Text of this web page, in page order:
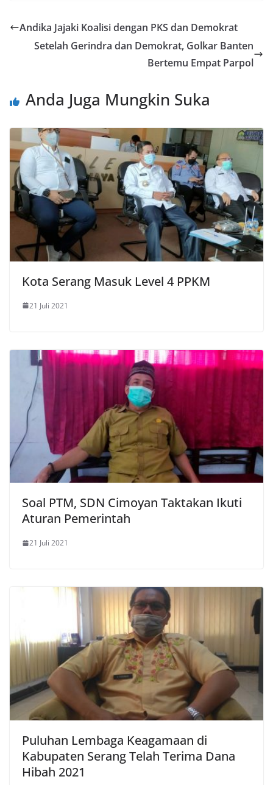
Andika Jajaki Koalisi dengan PKS dan Demokrat
Setelah Gerindra dan Demokrat, Golkar Banten
Bertemu Empat Parpol
Anda Juga Mungkin Suka
Kota Serang Masuk Level 4 PPKM
21 Juli 2021
Soal PTM, SDN Cimoyan Taktakan Ikuti
Aturan Pemerintah
21 Juli 2021
Puluhan Lembaga Keagamaan di
Kabupaten Serang Telah Terima Dana
Hibah 2021